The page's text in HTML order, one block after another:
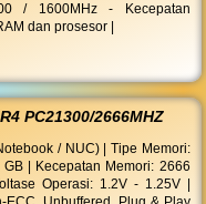
/ 1600MHz - Kecepatan
dan prosesor |
PC21300/2666MHZ
/ NUC) | Tipe Memori:
| Kecepatan Memori: 2666
Operasi: 1.2V - 1.25V |